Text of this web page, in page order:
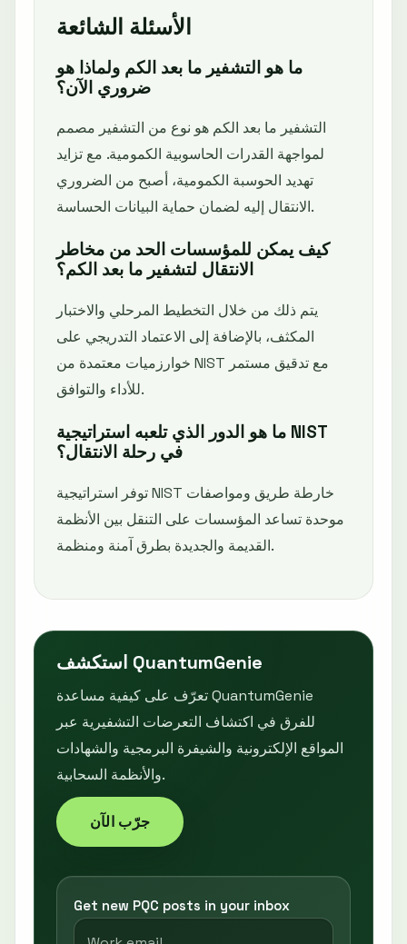
الأسئلة الشائعة
ما هو التشفير ما بعد الكم ولماذا هو
ضروري الآن؟
التشفير ما بعد الكم هو نوع من التشفير مصمم
لمواجهة القدرات الحاسوبية الكمومية. مع تزايد
تهديد الحوسبة الكمومية، أصبح من الضروري
الانتقال إليه لضمان حماية البيانات الحساسة.
كيف يمكن للمؤسسات الحد من مخاطر
الانتقال لتشفير ما بعد الكم؟
يتم ذلك من خلال التخطيط المرحلي والاختبار
المكثف، بالإضافة إلى الاعتماد التدريجي على
خوارزميات معتمدة من NIST مع تدقيق مستمر
للأداء والتوافق.
ما هو الدور الذي تلعبه استراتيجية NIST
في رحلة الانتقال؟
توفر استراتيجية NIST خارطة طريق ومواصفات
موحدة تساعد المؤسسات على التنقل بين الأنظمة
القديمة والجديدة بطرق آمنة ومنظمة.
استكشف QuantumGenie
تعرّف على كيفية مساعدة QuantumGenie
للفرق في اكتشاف التعرضات التشفيرية عبر
المواقع الإلكترونية والشيفرة البرمجية والشهادات
والأنظمة السحابية.
جرّب الآن
Get new PQC posts in your inbox